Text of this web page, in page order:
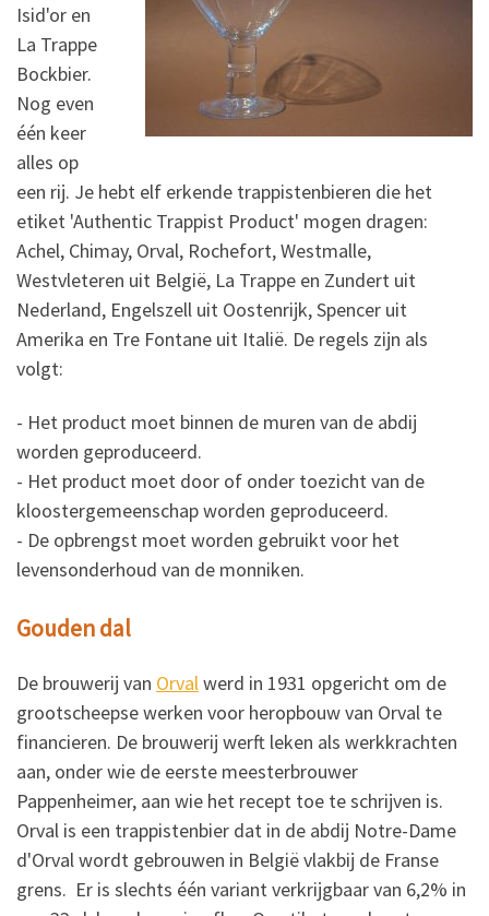
Isid'or en
La Trappe
Bockbier.
Nog even
één keer
alles op
een rij. Je hebt elf erkende trappistenbieren die het
etiket 'Authentic Trappist Product' mogen dragen:
Achel, Chimay, Orval, Rochefort, Westmalle,
Westvleteren uit België, La Trappe en Zundert uit
Nederland, Engelszell uit Oostenrijk, Spencer uit
Amerika en Tre Fontane uit Italië. De regels zijn als
volgt:
- Het product moet binnen de muren van de abdij
worden geproduceerd.
- Het product moet door of onder toezicht van de
kloostergemeenschap worden geproduceerd.
- De opbrengst moet worden gebruikt voor het
levensonderhoud van de monniken.
Gouden dal
De brouwerij van Orvalwerd in 1931 opgericht om de
grootscheepse werken voor heropbouw van Orval te
financieren. De brouwerij werft leken als werkkrachten
aan, onder wie de eerste meesterbrouwer
Pappenheimer, aan wie het recept toe te schrijven is.
Orval is een trappistenbier dat in de abdij Notre-Dame
d'Orval wordt gebrouwen in België vlakbij de Franse
grens. Er is slechts één variant verkrijgbaar van 6,2% in